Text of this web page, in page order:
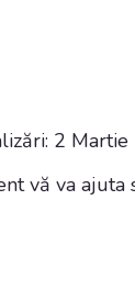
2
vă va